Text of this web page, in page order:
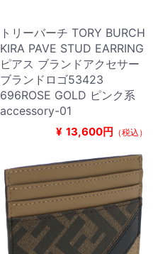
トリーバーチ TORY BURCH
KIRA PAVE STUD EARRING
ピアス ブランドアクセサー
ブランドロゴ53423
696ROSE GOLD ピンク系
accessory-01
¥ 13,600円 （税込）